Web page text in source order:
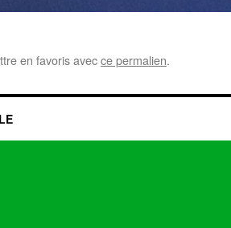
en favoris avecce permalien.